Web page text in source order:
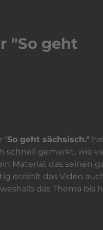
"So geht
"So geht sächsisch."
schnell gemerkt, wie
Material, das seinen
erzählt das Video
das Thema bis